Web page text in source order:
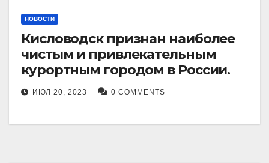
НОВОСТИ
Кисловодск признан наиболее
чистым и привлекательным
курортным городом в России.
ИЮЛ 20, 2023 0 COMMENTS